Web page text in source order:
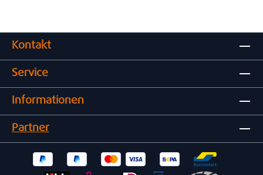
Kontakt
Service
Informationen
Partner